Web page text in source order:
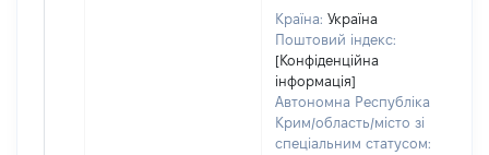
Країна: Україна
Поштовий індекс:
[Конфіденційна
інформація]
Автономна Республіка
Крим/область/місто зі
спеціальним статусом: